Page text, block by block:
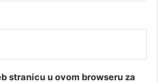
stranicu u ovom browseru za